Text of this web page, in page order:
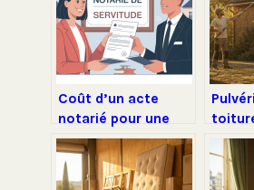
Coût d’un acte
notarié pour une
servitude :
montants, règles et
optimisations
pour